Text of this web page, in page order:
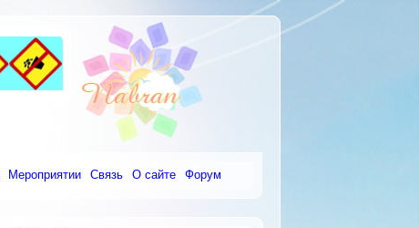
Мероприятии Связь О сайте Форум